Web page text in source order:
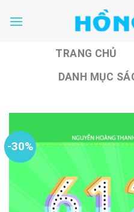
TRANG CHỦ
DANH MỤC
-30%